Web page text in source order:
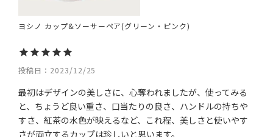
ヨシノ カップ&ソーサーペア(グリーン・ピンク)
投稿日 2023/12/25
最初はデザインの美しさに、心奪われましたが、使ってみる
と、ちょうど良い重さ、口当たりの良さ、ハンドルの持ちや
すさ、紅茶の水色が映えるなど、これ程、美しさと使いやす